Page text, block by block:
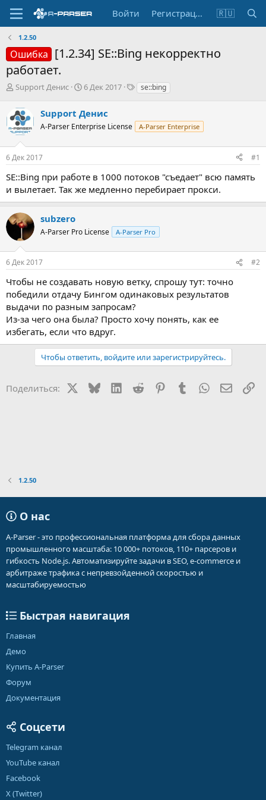
Войти Регистрация 🇷🇺
1.2.50
Ошибка [1.2.34] SE::Bing некорректно
работает.
А
т
о
р
е
м
ы
Support Денис
Д
а
н
ч
а
6 Дек 2017
Т
и
se::bing
Support Денис
A-Parser Enterprise License A-Parser Enterprise
6 Дек 2017 #1
SE::Bing при работе в 1000 потоков "съедает" всю память
и вылетает. Так же медленно перебирает прокси.
subzero
A-Parser Pro License A-Parser Pro
6 Дек 2017 #2
Чтобы не создавать новую ветку, спрошу тут: точно
победили отдачу Бингом одинаковых результатов
выдачи по разным запросам?
Из-за чего она была? Просто хочу понять, как ее
избегать, если что вдруг.
Чтобы ответить, войдите или зарегистрируйтесь.
Поделиться: BlueskyLinkedIn
Reddit PinterestTumblr WhatsApp
1.2.50
О нас
A-Parser - это профессиональная платформа для сбора данных
промышленного масштаба: 10 000+ потоков, 110+ парсеров и
гибкость Node.js. Автоматизируйте задачи в SEO, e-commerce и
арбитраже трафика с непревзойденной скоростью и
масштабируемостью
Быстрая навигация
Главная
Демо
Купить A-Parser
Форум
Документация
Соцсети
Telegram канал
YouTube канал
Facebook
X (Twitter)